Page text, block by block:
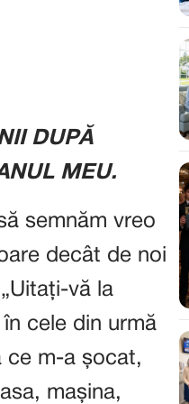
DUPĂ
MEU.
semnăm vreo
decât de noi
vă la
cele din urmă
ce m-a șocat,
mașina,